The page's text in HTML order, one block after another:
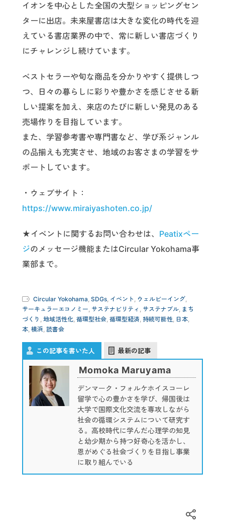
イオンを中心とした全国の大型ショッピングセン
ターに出店。未来屋書店は大きな変化の時代を迎
えている書店業界の中で、常に新しい書店づくり
にチャレンジし続けています。
ベストセラーや旬な商品を分かりやすく提供しつ
つ、日々の暮らしに彩りや豊かさを感じさせる新
しい提案を加え、来店のたびに新しい発見のある
売場作りを目指しています。
また、学習参考書や専門書など、学び系ジャンル
の品揃えも充実させ、地域のお客さまの学習をサ
ポートしています。
・ウェブサイト：
https://www.miraiyashoten.co.jp/
★イベントに関するお問い合わせは、 Peatixペー
ジのメッセージ機能またはCircular Yokohama事
業部まで。
Circular Yokohama, SDGs, イベント , ウェルビーイング,
サーキュラーエコノミー, サステナビリティ , サステナブル, まち
づくり , 地域活性化, 循環型社会, 循環型経済, 持続可能性, 日本,
本, 横浜, 読書会
この記事を書いた人 最新の記事
Momoka Maruyama
デンマーク・フォルケホイスコーレ
留学で心の豊かさを学び、帰国後は
大学で国際文化交流を専攻しながら
社会の循環システムについて研究す
る。高校時代に学んだ心理学の知見
と幼少期から持つ好奇心を活かし、
恩がめぐる社会づくりを目指し事業
に取り組んでいる